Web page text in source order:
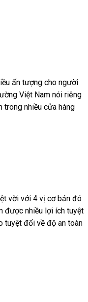
ấn tượng cho người
Việt Nam nói riêng
trong nhiều cửa hàng
vời với 4 vị cơ bản đó
được nhiều lợi ích tuyệt
tuyệt đối về độ an toàn